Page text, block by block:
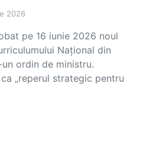
2026
pe 16 iunie 2026 noul
Național din
ordin de ministru.
„reperul strategic pentru